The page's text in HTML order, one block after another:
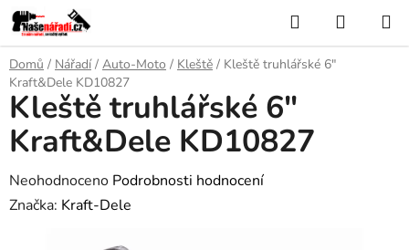
Přejít
na
obsah
Hledat
KOŠÍK
Domů / Nářadí / Auto-Moto / Kleště / Kleště truhlářské 6"
Kraft&Dele KD10827
Kleště truhlářské 6"
Kraft&Dele KD10827
Průměrné
hodnocení
Neohodnoceno Podrobnosti hodnocení
Značka: Kraft-Dele